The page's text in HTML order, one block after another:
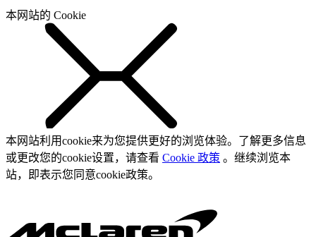
本网站的 Cookie
本网站利用cookie来为您提供更好的浏览体验。了解更多信息
或更改您的cookie设置，请查看 Cookie 政策 。继续浏览本
站，即表示您同意cookie政策。